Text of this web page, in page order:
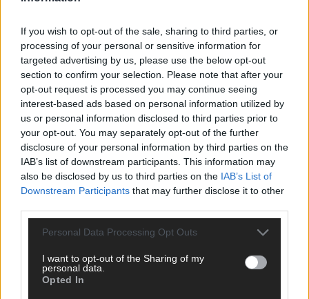
If you wish to opt-out of the sale, sharing to third parties, or
processing of your personal or sensitive information for
targeted advertising by us, please use the below opt-out
section to confirm your selection. Please note that after your
opt-out request is processed you may continue seeing
interest-based ads based on personal information utilized by
us or personal information disclosed to third parties prior to
your opt-out. You may separately opt-out of the further
disclosure of your personal information by third parties on the
IAB’s list of downstream participants. This information may
also be disclosed by us to third parties on the IAB’s List of
Downstream Participants that may further disclose it to other
Personal Data Processing Opt Outs
I want to opt-out of the Sharing of my
personal data.
Opted In
SCHNELL ZUM RESSORT